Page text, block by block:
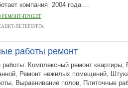
компания 2004 года....
РЕМОНТ-ПРОЕКТ
ПЕТЕРБУРГА
работы ремонт
Комплексный ремонт квартиры,
Ремонт нежилых помещений,
Выравнивание полов, Плиточные